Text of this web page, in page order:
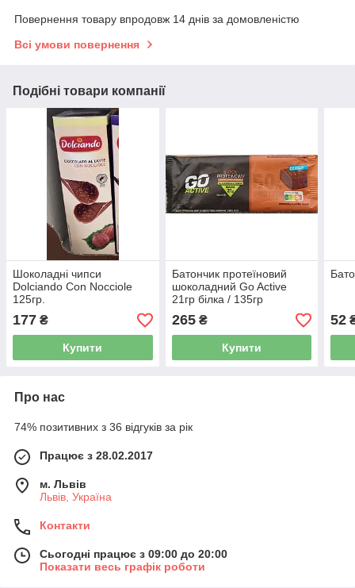
Повернення товару впродовж 14 днів за домовленістю
Всі умови повернення
Подібні товари компанії
Шоколадні чипси
Dolciando Con Nocciole
125гр.
177 ₴
Купити
Батончик протеїновий
шоколадний Go Active
21гр білка / 135гр
265₴
Купити
52
Про нас
74% позитивних з 36 відгуків за рік
Працює з 28.02.2017
м. Львів
Львів, Україна
Контакти
Сьогодні працює з 09:00 до 20:00
Показати весь графік роботи